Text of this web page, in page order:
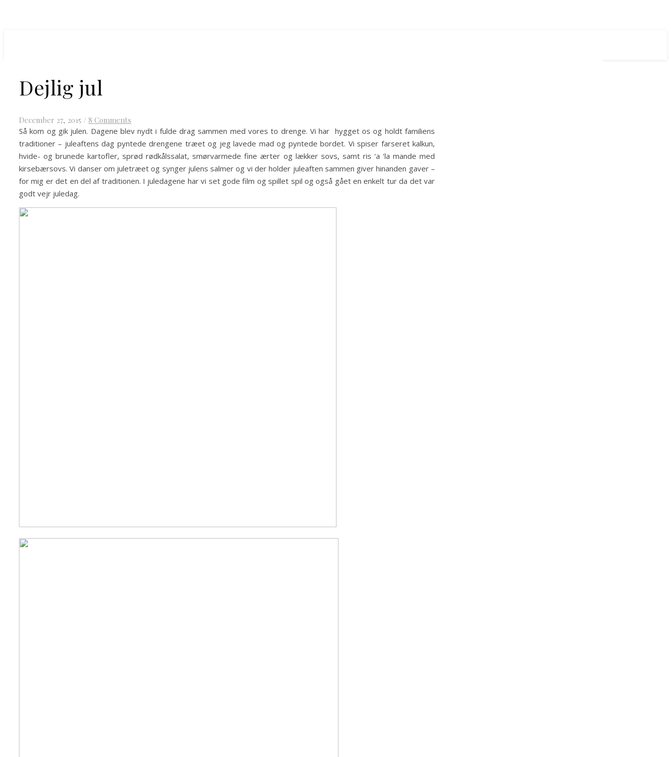
Dejlig jul
December 27, 2015 / 8 Comments
Så kom og gik julen. Dagene blev nydt i fulde drag sammen med vores to drenge. Vi har hygget os og holdt familiens
traditioner – juleaftens dag pyntede drengene træet og jeg lavede mad og pyntede bordet. Vi spiser farseret kalkun,
hvide- og brunede kartofler, sprød rødkålssalat, smørvarmede fine ærter og lækker sovs, samt ris ‘a ‘la mande med
kirsebærsovs. Vi danser om juletræet og synger julens salmer og vi der holder juleaften sammen giver hinanden gaver –
for mig er det en del af traditionen. I juledagene har vi set gode film og spillet spil og også gået en enkelt tur da det var
godt vejr juledag.